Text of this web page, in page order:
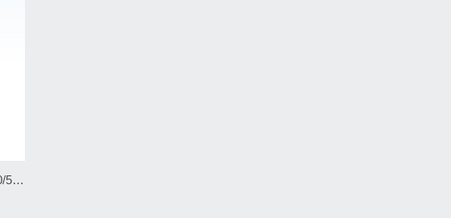
别墅●变频一体热水机KFD/BP-180/500L